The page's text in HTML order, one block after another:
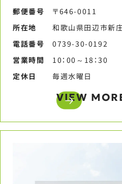
郵便番号​
〒646-0011
所在地
和歌山県田辺市新
電話番号​
0739-30-0192​
営業時間​
10：00～18：30​
定休日​
毎週水曜日​
VIEW